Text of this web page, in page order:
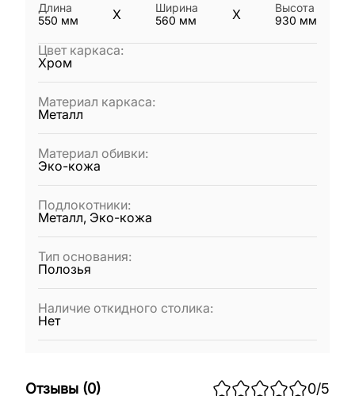
Длина
550 мм X
Ширина
560 мм X
Высота
930 мм
Цвет каркаса:
Хром
Материал каркаса:
Металл
Материал обивки:
Эко-кожа
Подлокотники:
Металл, Эко-кожа
Тип основания:
Полозья
Наличие откидного столика:
Нет
Отзывы (0) 0/5